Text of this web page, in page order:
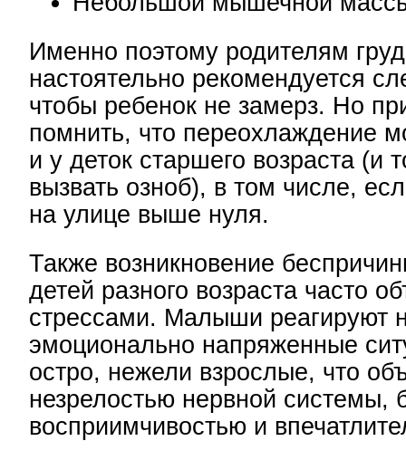
Именно поэтому родителям
настоятельно рекомендуется
чтобы ребенок не замерз. Но
помнить, что переохлаждение
и у деток старшего возраста (и
вызвать озноб), в том числе,
на улице выше нуля.
Также возникновение
детей разного возраста часто
стрессами. Малыши реагируют
эмоционально напряженные
остро, нежели взрослые, что
незрелостью нервной системы,
восприимчивостью и